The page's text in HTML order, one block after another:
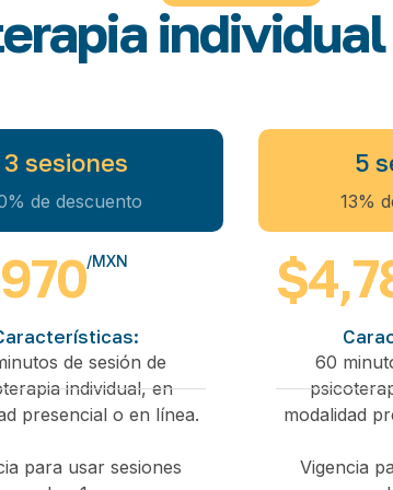
3 sesiones
de descuento
/MXN
de sesión de
individual, en
presencial o en línea.
para usar sesiones
5
13%
60
modalidad
Vigencia